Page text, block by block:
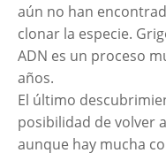
aún no han
clonar la especie.
ADN es un proceso
años.
El último
posibilidad de volver
aunque hay mucha